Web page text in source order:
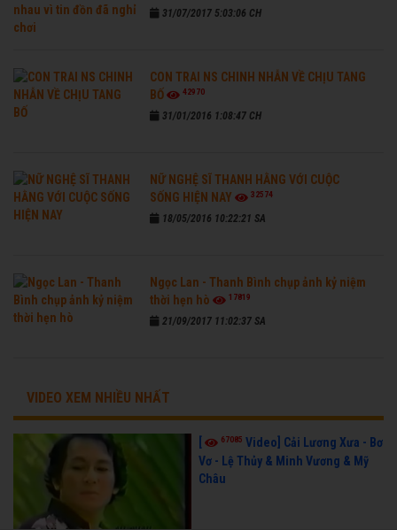
31/07/2017 5:03:06 CH
CON TRAI NS CHINH NHẪN VỀ CHỊU TANG
BỐ
42970
31/01/2016 1:08:47 CH
NỮ NGHỆ SĨ THANH HẰNG VỚI CUỘC
SỐNG HIỆN NAY
32574
18/05/2016 10:22:21 SA
Ngọc Lan - Thanh Bình chụp ảnh kỷ niệm
thời hẹn hò
17819
21/09/2017 11:02:37 SA
VIDEO XEM NHIỀU NHẤT
67085 Video] Cải Lương Xưa - Bơ
Vơ - Lệ Thủy & Minh Vương & Mỹ
Châu